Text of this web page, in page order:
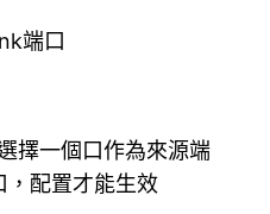
端口
擇一個口作為來源端
，配置才能生效